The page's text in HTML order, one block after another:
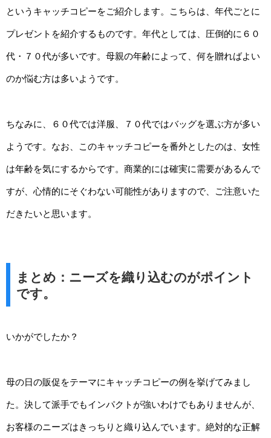
というキャッチコピーをご紹介します。こちらは、年代ごとに
プレゼントを紹介するものです。年代としては、圧倒的に６０
代・７０代が多いです。母親の年齢によって、何を贈ればよい
のか悩む方は多いようです。
ちなみに、６０代では洋服、７０代ではバッグを選ぶ方が多い
ようです。なお、このキャッチコピーを番外としたのは、女性
は年齢を気にするからです。商業的には確実に需要があるんで
すが、心情的にそぐわない可能性がありますので、ご注意いた
だきたいと思います。
まとめ：ニーズを織り込むのがポイント
です。
いかがでしたか？
母の日の販促をテーマにキャッチコピーの例を挙げてみまし
た。決して派手でもインパクトが強いわけでもありませんが、
お客様のニーズはきっちりと織り込んでいます。絶対的な正解